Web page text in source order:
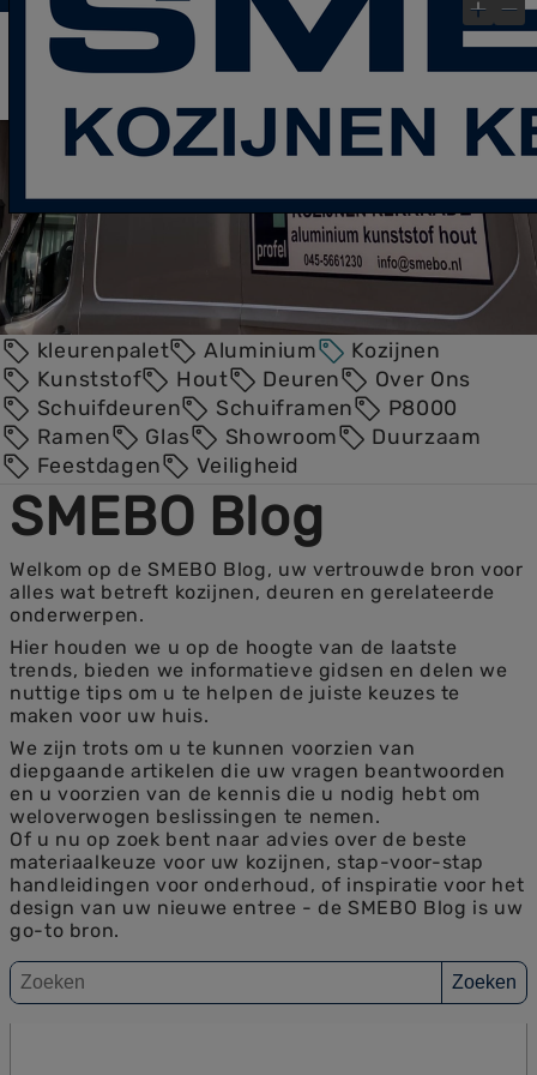
Bekijk gauw onze laatste Blog- Post! ×
kleurenpalet Aluminium
Kozijnen
Kunststof
Hout Deuren
Over Ons
Schuifdeuren
Schuiframen
P8000
Ramen
Glas Showroom
Duurzaam
Feestdagen
Veiligheid
SMEBO Blog
Welkom op de SMEBO Blog, uw vertrouwde bron voor
alles wat betreft kozijnen, deuren en gerelateerde
onderwerpen.
Hier houden we u op de hoogte van de laatste
trends, bieden we informatieve gidsen en delen we
nuttige tips om u te helpen de juiste keuzes te
maken voor uw huis.
We zijn trots om u te kunnen voorzien van
diepgaande artikelen die uw vragen beantwoorden
en u voorzien van de kennis die u nodig hebt om
weloverwogen beslissingen te nemen.
Of u nu op zoek bent naar advies over de beste
materiaalkeuze voor uw kozijnen, stap-voor-stap
handleidingen voor onderhoud, of inspiratie voor het
design van uw nieuwe entree - de SMEBO Blog is uw
go-to bron.
Zoeken